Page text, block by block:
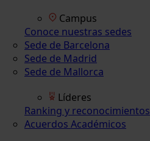
Campus
Conoce nuestras sedes
Sede de Barcelona
Sede de Madrid
Sede de Mallorca
Líderes
Ranking y reconocimientos
Acuerdos Académicos